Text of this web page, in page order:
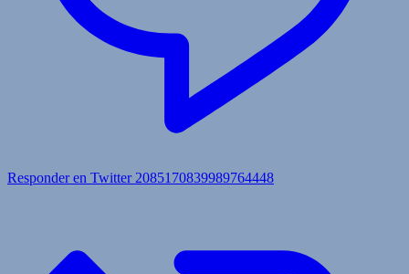
Responder en Twitter 2085170839989764448